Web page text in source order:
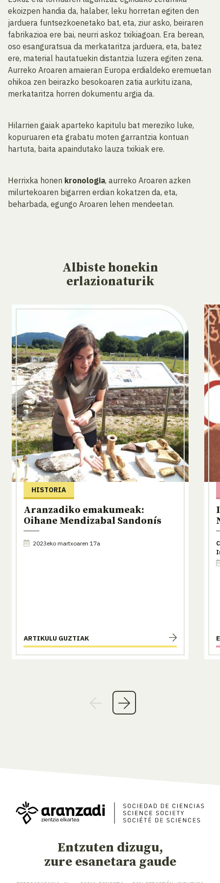
ekoizpen handia da, halaber, leku horretan egiten den
jarduera funtsezkoenetako bat, eta, ziur asko, beiraren
fabrikazioa ere bai, neurri askoz txikiagoan. Era berean,
oso esanguratsua da merkataritza jarduera, eta, batez
ere, material hautatuekin distantzia luzera egiten zena.
Aurreko Aroaren amaieran Europa erdialdeko eremuetan
ohikoa zen beirazko besokoaren zatia aurkitu izana,
merkataritza horren dokumentu argia da.
Hilarrien gaiak aparteko kapitulu bat mereziko luke,
kopuruaren eta grabatu moten garrantzia kontuan
hartuta, baita apaindutako lauza txikiak ere.
Herrixka honen kronologia, aurreko Aroaren azken
milurtekoaren bigarren erdian kokatzen da, eta,
beharbada, egungo Aroaren lehen mendeetan.
Albiste honekin
erlazionaturik
HISTORIA
Aranzadiko emakumeak:
Oihane Mendizabal Sandonís
2023eko martxoaren 17a
ARTIKULU GUZTIAK
Entzuten dizugu,
zure esanetara gaude